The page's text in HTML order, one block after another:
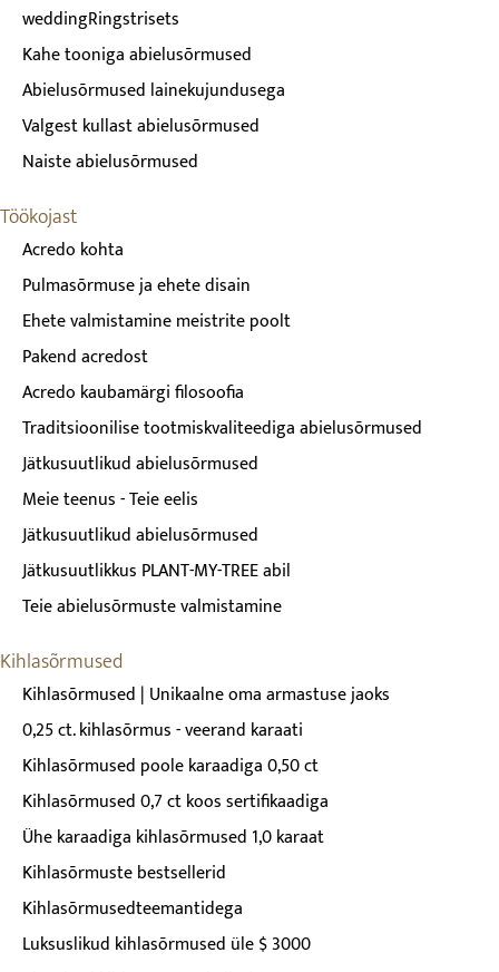
weddingRingstrisets
Kahe tooniga abielusõrmused
Abielusõrmused lainekujundusega
Valgest kullast abielusõrmused
Naiste abielusõrmused
Töökojast
Acredo kohta
Pulmasõrmuse ja ehete disain
Ehete valmistamine meistrite poolt
Pakend acredost
Acredo kaubamärgi filosoofia
Traditsioonilise tootmiskvaliteediga abielusõrmused
Jätkusuutlikud abielusõrmused
Meie teenus - Teie eelis
Jätkusuutlikud abielusõrmused
Jätkusuutlikkus PLANT-MY-TREE abil
Teie abielusõrmuste valmistamine
Kihlasõrmused
Kihlasõrmused | Unikaalne oma armastuse jaoks
0,25 ct. kihlasõrmus - veerand karaati
Kihlasõrmused poole karaadiga 0,50 ct
Kihlasõrmused 0,7 ct koos sertifikaadiga
Ühe karaadiga kihlasõrmused 1,0 karaat
Kihlasõrmuste bestsellerid
Kihlasõrmusedteemantidega
Luksuslikud kihlasõrmused üle $ 3000